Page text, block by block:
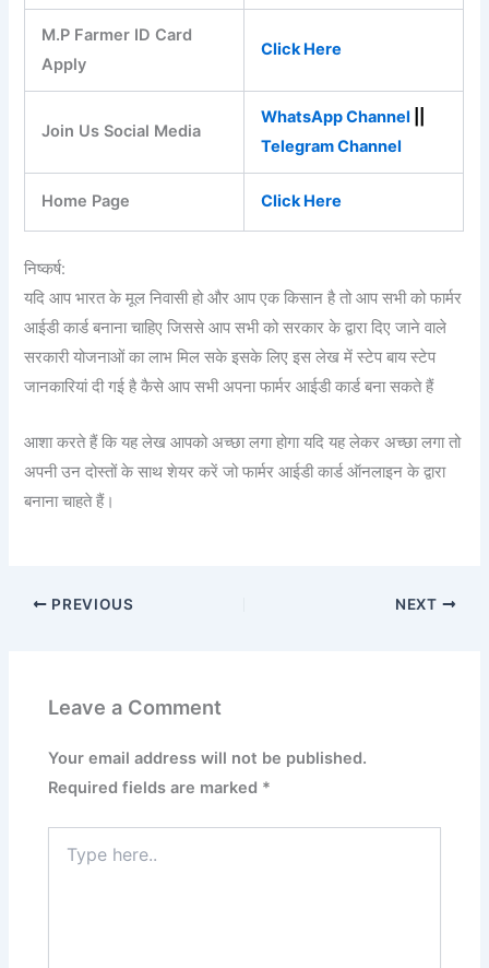
M.P Farmer ID Card
Apply
Click Here
Join Us Social Media
WhatsApp Channel
Telegram Channel
Home Page Click Here
निष्कर्ष:
यदि आप भारत के मूल निवासी हो और आप एक किसान है तो आप सभी को फार्मर
आईडी कार्ड बनाना चाहिए जिससे आप सभी को सरकार के द्वारा दिए जाने वाले
सरकारी योजनाओं का लाभ मिल सके इसके लिए इस लेख में स्टेप बाय स्टेप
जानकारियां दी गई है कैसे आप सभी अपना फार्मर आईडी कार्ड बना सकते हैं
आशा करते हैं कि यह लेख आपको अच्छा लगा होगा यदि यह लेकर अच्छा लगा तो
अपनी उन दोस्तों के साथ शेयर करें जो फार्मर आईडी कार्ड ऑनलाइन के द्वारा
बनाना चाहते हैं।
PREVIOUS NEXT
Leave a Comment
Your email address will not be published.
Required fields are marked *
here..